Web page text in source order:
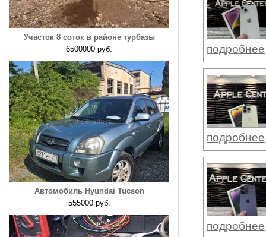
Участок 8 соток в районе турбазы
6500000 руб.
Автомобиль Hyundai Tucson
555000 руб.
подробнее
подробнее
подробнее